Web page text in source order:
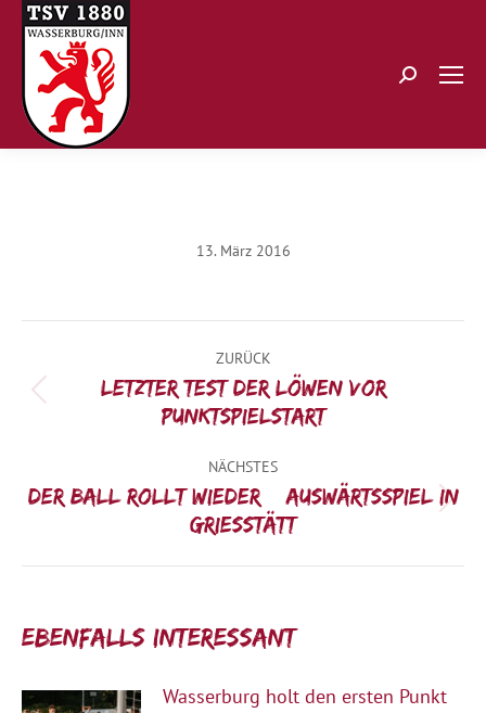
Search:
13. März 2016
ZURÜCK
Vorheriger
Beitrag:
Letzter Test der Löwen vor
Punktspielstart
NÄCHSTES
Nächster
Beitrag:
Der Ball rollt wieder – Auswärtsspiel in
Griesstätt
Ebenfalls interessant:
Wasserburg holt den ersten Punkt